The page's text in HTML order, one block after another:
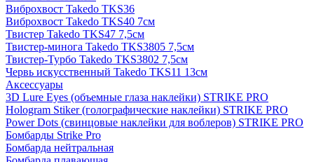
Виброхвост Takedo TKS36
Виброхвост Takedo TKS40 7см
Твистер Takedo TKS47 7,5см
Твистер-минога Takedo TKS3805 7,5см
Твистер-Турбо Takedo TKS3802 7,5см
Червь искусственный Takedo TKS11 13см
Аксессуары
3D Lure Eyes (объемные глаза наклейки) STRIKE PRO
Hologram Stiker (голографические наклейки) STRIKE PRO
Power Dots (свинцовые наклейки для воблеров) STRIKE PRO
Бомбарды Strike Pro
Бомбарда нейтральная